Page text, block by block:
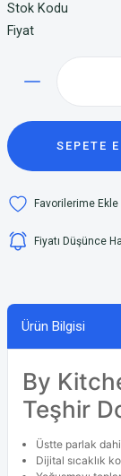
Stok Kodu
Fiyat
SEPETE
Fiyatı Düşünce
Ürün Bilgisi
By
Teşhir
Üstte parlak
Dijital sıcaklık